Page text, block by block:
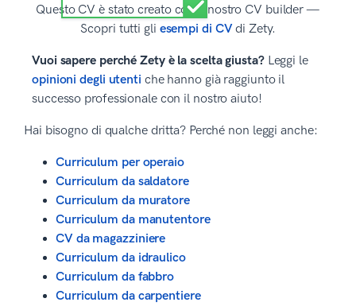
Questo CV è stato creato con il nostro CV builder —
Scopri tutti gli esempi di CVdi Zety.
Vuoi sapere perché Zety è la scelta giusta?Leggi le
opinioni degli utenti che hanno già raggiunto il
successo professionale con il nostro aiuto!
Hai bisogno di qualche dritta? Perché non leggi anche:
Curriculum per operaio
Curriculum da saldatore
Curriculum da muratore
Curriculum da manutentore
CV da magazziniere
Curriculum da idraulico
Curriculum da fabbro
Curriculum da carpentiere